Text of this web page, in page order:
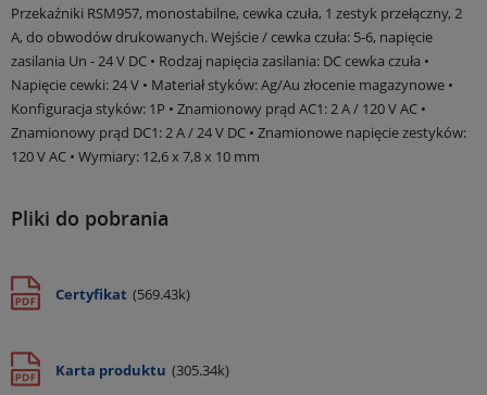
Przekaźniki RSM957, monostabilne, cewka czuła, 1 zestyk przełączny, 2
A, do obwodów drukowanych. Wejście / cewka czuła: 5-6, napięcie
zasilania Un - 24 V DC • Rodzaj napięcia zasilania: DC cewka czuła •
Napięcie cewki: 24 V • Materiał styków: Ag/Au złocenie magazynowe •
Konfiguracja styków: 1P • Znamionowy prąd AC1: 2 A / 120 V AC •
Znamionowy prąd DC1: 2 A / 24 V DC • Znamionowe napięcie zestyków:
120 V AC • Wymiary: 12,6 x 7,8 x 10 mm
Pliki do pobrania
Certyfikat (569.43k)
Karta produktu (305.34k)